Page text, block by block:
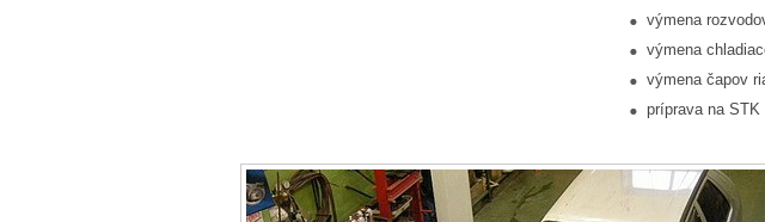
výmena
výmena
výmena čapov
príprava na STK